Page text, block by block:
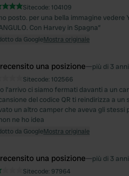
Sitecode: 104109
posto. per una bella immagine vedere
Con Harvey in Spagna”
da GoogleMostra originale
una posizione—più di 3
Sitecode: 102566
l'arrivo ci siamo fermati davanti a un
del codice QR ti reindirizza a
un altro camper che aveva gli stessi
ne ho idea
da GoogleMostra originale
una posizione—più di 3
Sitecode: 97964